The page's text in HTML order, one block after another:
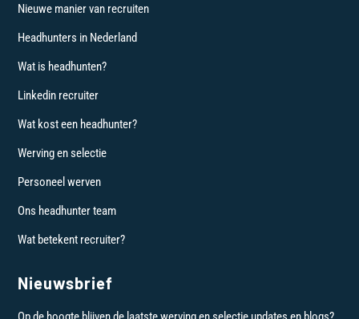
Nieuwe manier van recruiten
Headhunters in Nederland
Wat is headhunten?
Linkedin recruiter
Wat kost een headhunter?
Werving en selectie
Personeel werven
Ons headhunter team
Wat betekent recruiter?
Nieuwsbrief